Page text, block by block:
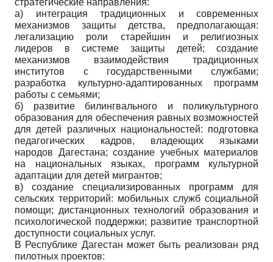
а) интеграция традиционных и современных
механизмов защиты детства, предполагающая:
легализацию роли старейшин и религиозных
лидеров в системе защиты детей; создание
механизмов взаимодействия традиционных
институтов с государственными службами;
разработка культурно-адаптированных программ
работы с семьями;
б) развитие билингвального и поликультурного
образования для обеспечения равных возможностей
для детей различных национальностей: подготовка
педагогических кадров, владеющих языками
народов Дагестана; создание учебных материалов
на национальных языках, программ культурной
адаптации для детей мигрантов;
в) создание специализированных программ для
сельских территорий: мобильных служб социальной
помощи; дистанционных технологий образования и
психологической поддержки; развитие транспортной
доступности социальных услуг.
В Республике Дагестан может быть реализован ряд
пилотных проектов: